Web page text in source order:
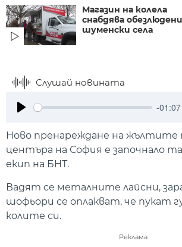
Магазин на колела
снабдява обезлюдени
шуменски села
Слушай новината
-01:07
Ново пренареждане на жълтите
центъра на София е започнало
екип на БНТ.
Вадят се металните лайсни,
шофьори се оплакват, че пукат
колите си.
Реклама